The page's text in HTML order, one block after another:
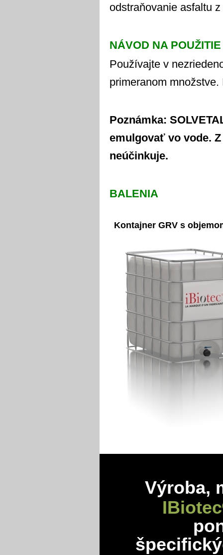
odstraňovanie asfaltu
NÁVOD NA POUŽITIE
Používajte v
primeranom
Poznámka:
emulgovať vo vode.
neúčinkuje.
BALENIA
Kontajner GRV s
Výroba,
IBiotec